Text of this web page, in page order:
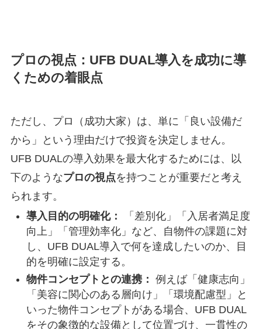
プロの視点：UFB DUAL導入を成功に導
くための着眼点
ただし、プロ（成功大家）は、単に「良い設備だ
から」という理由だけで投資を決定しません。
UFB DUALの導入効果を最大化するためには、以
下のようなプロの視点を持つことが重要だと考え
られます。
導入目的の明確化：
「差別化」「入居者満足度
向上」「管理効率化」など、自物件の課題に対
し、UFB DUAL導入で何を達成したいのか、目
的を明確に設定する。
物件コンセプトとの連携： 例えば「健康志向」
「美容に関心のある層向け」「環境配慮型」と
いった物件コンセプトがある場合、UFB DUAL
をその象徴的な設備として位置づけ、一貫性の